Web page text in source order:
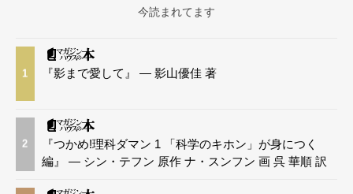
今読まれてます
1 『影まで愛して』 — 影山優佳 著
2
『つかめ!理科ダマン 1 「科学のキホン」が身につく
編』 — シン・テフン 原作 ナ・スンフン 画 呉 華順 訳